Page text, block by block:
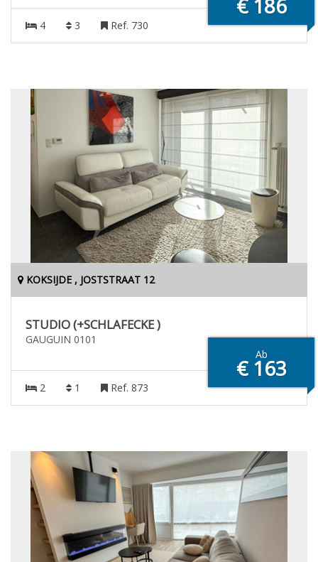
€ 186
4 3 Ref. 730
KOKSIJDE , JOSTSTRAAT 12
STUDIO (+SCHLAFECKE )
GAUGUIN 0101
Ab
€ 163
2 1 Ref. 873